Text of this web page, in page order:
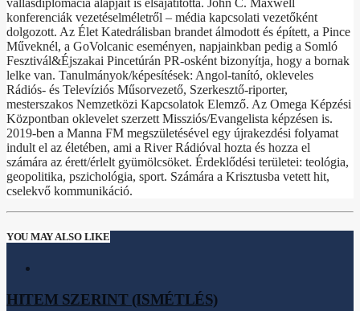
konferenciák vezetéselméletről – média kapcsolati vezetőként
dolgozott. Az Élet Katedrálisban brandet álmodott és épített, a Pince
Műveknél, a GoVolcanic eseményen, napjainkban pedig a Somló
Fesztivál&Éjszakai Pincetúrán PR-osként bizonyítja, hogy a bornak
lelke van. Tanulmányok/képesítések: Angol-tanító, okleveles
Rádiós- és Televíziós Műsorvezető, Szerkesztő-riporter,
mesterszakos Nemzetközi Kapcsolatok Elemző. Az Omega Képzési
Központban oklevelet szerzett Missziós/Evangelista képzésen is.
2019-ben a Manna FM megszületésével egy újrakezdési folyamat
indult el az életében, ami a River Rádióval hozta és hozza el
számára az érett/érlelt gyümölcsöket. Érdeklődési területei: teológia,
geopolitika, pszichológia, sport. Számára a Krisztusba vetett hit,
cselekvő kommunikáció.
YOU MAY ALSO LIKE
HITEM SZERINT (ISMÉTLÉS)